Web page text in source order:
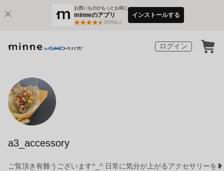
お買いものがもっとお得に
minneのアプリ
3万件以上
インストールする
ログイン
a3_accessory
ご覧頂き有難うございます^_^ 日常に気分が上がるアクセサリーを❥